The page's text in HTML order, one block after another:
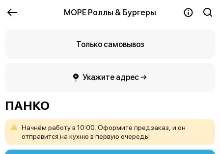
МОРЕ Роллы & Бургеры
Только самовывоз
Укажите адрес →
ПАНКО
Начнём работув 10:00. Оформите предзаказ, и он
отправится на кухню в первую очередь!